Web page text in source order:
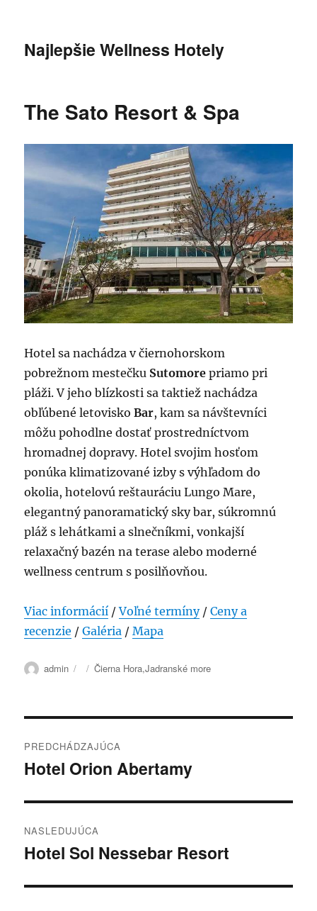
Najlepšie Wellness Hotely
The Sato Resort & Spa
Hotel sa nachádza v čiernohorskom
pobrežnom mestečku Sutomore priamo pri
pláži. V jeho blízkosti sa taktiež nachádza
obľúbené letoviskoBar, kam sa návštevníci
môžu pohodlne dostať prostredníctvom
hromadnej dopravy. Hotel svojim hosťom
ponúka klimatizované izby s výhľadom do
okolia, hotelovú reštauráciu Lungo Mare,
elegantný panoramatický sky bar, súkromnú
pláž s lehátkami a slnečníkmi, vonkajší
relaxačný bazén na terase alebo moderné
wellness centrum s posilňovňou.
Viac informácií /Voľné termíny/Ceny a
recenzie /Galéria /Mapa
Autor
admin Publikované
Kategórie
Čierna Hora,Jadranské more
v
PREDCHÁDZAJÚCA
Predchádzajúci
Hotel Orion Abertamy
NASLEDUJÚCA
Ďalší
Hotel Sol Nessebar Resort